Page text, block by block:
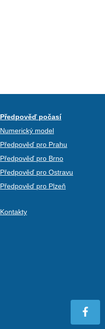
Předpověď počasí
Numerický model
Předpověď pro Prahu
Předpověď pro Brno
Předpověď pro Ostravu
Předpověď pro Plzeň
Kontakty